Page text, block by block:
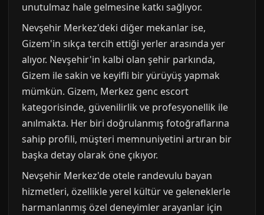
unutulmaz hale gelmesine katkı sağlıyor.
Nevşehir Merkez'deki diğer mekanlar ise,
Gizem'in sıkça tercih ettiği yerler arasında yer
alıyor. Nevşehir'in kalbi olan şehir parkında,
Gizem ile sakin ve keyifli bir yürüyüş yapmak
mümkün. Gizem, Merkez genc escort
kategorisinde, güvenilirlik ve profesyonellik ile
anılmakta. Her biri doğrulanmış fotoğraflarına
sahip profili, müşteri memnuniyetini artıran bir
başka detay olarak öne çıkıyor.
Nevşehir Merkez'de otele randevulu bayan
hizmetleri, özellikle yerel kültür ve geleneklerle
harmanlanmış özel deneyimler arayanlar için